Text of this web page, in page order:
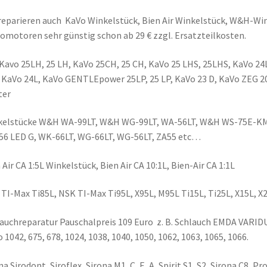
auch KaVo Winkelstück, Bien Air Winkelstück, W&H-
sehr günstig schon ab 29 € zzgl. Ersatzteilkosten.
25LH, 25 LH, KaVo 25CH, 25 CH, KaVo 25 LHS, 25LHS, KaVo
24L, KaVo GENTLEpower 25LP, 25 LP, KaVo 23 D, KaVo ZEG
W&H WA-99LT, W&H WG-99LT, WA-56LT, W&H WS-75E-
LED G, WK-66LT, WG-66LT, WG-56LT, ZA55 etc…
CA 1:5L Winkelstück, Bien Air CA 10:1L, Bien-Air CA 1:1L
Max Ti85L, NSK TI-Max Ti95L, X95L, M95L Ti15L, Ti25L, X15L,
Pauschalpreis 109 Euro z. B. Schlauch EMDA
1042, 675, 678, 1024, 1038, 1040, 1050, 1062, 1063, 1065, 1066.